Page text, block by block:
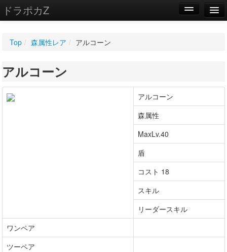
ドラポカZ
WIKI
設定
Top / 森属性レア / アルコーン
アルコーン
アルコーン
森属性
MaxLv.40
盾
コスト 18
スキル
リーダースキル
ワンペア
ツーペア